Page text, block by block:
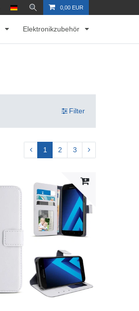
0,00 EUR
Elektronikzubehör
Filter
1 2 3